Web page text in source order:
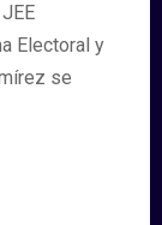
Electoral y
se